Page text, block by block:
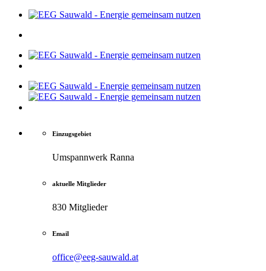
Einzugsgebiet
Umspannwerk Ranna
aktuelle Mitglieder
830 Mitglieder
Email
office@eeg-sauwald.at